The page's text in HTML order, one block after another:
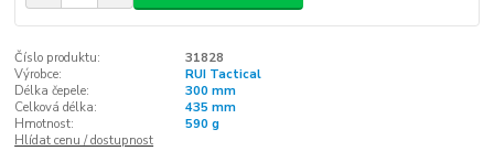
Číslo produktu:
31828
Výrobce:
RUI Tactical
Délka čepele:
300 mm
Celková délka:
435 mm
Hmotnost:
590 g
Hlídat cenu / dostupnost